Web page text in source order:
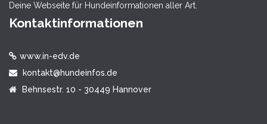
Deine Webseite für Hundeinformationen aller Art.
Kontaktinformationen
www.in-edv.de
kontakt@hundeinfos.de
Behnsestr. 10 - 30449 Hannover